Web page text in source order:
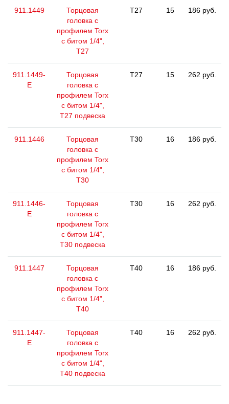
911.1449
Торцовая
головка с
профилем Torx
с битом 1/4",
T27
T27 15 186 руб.
911.1449-
E
Торцовая
головка с
профилем Torx
с битом 1/4",
T27 подвеска
T27 15 262 руб.
911.1446
Торцовая
головка с
профилем Torx
с битом 1/4",
T30
T30 16 186 руб.
911.1446-
E
Торцовая
головка с
профилем Torx
с битом 1/4",
T30 подвеска
T30 16 262 руб.
911.1447
Торцовая
головка с
профилем Torx
с битом 1/4",
T40
T40 16 186 руб.
911.1447-
E
Торцовая
головка с
профилем Torx
с битом 1/4",
T40 подвеска
T40 16 262 руб.